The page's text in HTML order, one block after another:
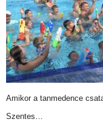
Amikor a tanmedence
Szentes…